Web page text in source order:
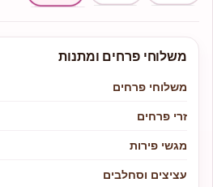
משלוחי פרחים ומתנות
משלוחי פרחים
זרי פרחים
מגשי פירות
עציצים וסחלבים